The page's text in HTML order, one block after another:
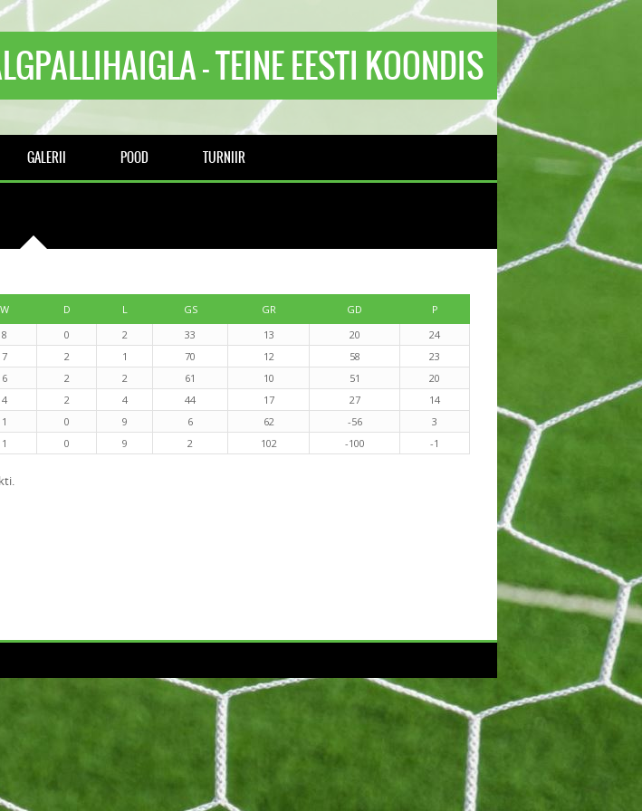
- TEINE EESTI KOONDIS
GALERII POOD TURNIIR
W D L GS GR GD
P
8 0 2 33 13 20
24
7 2 1 70 12 58
23
6 2 2 61 10 51
20
4 2 4 44 17 27
14
1 0 9 6 62 -56
3
1 0 9 2 102 -100 -1